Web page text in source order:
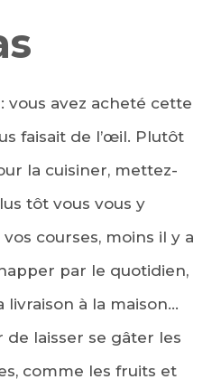
vous avez acheté cette
faisait de l’œil. Plutôt
la cuisiner, mettez-
tôt vous vous y
courses, moins il y a
par le quotidien,
livraison à la maison…
de laisser se gâter les
comme les fruits et